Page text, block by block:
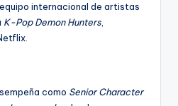
internacional de artistas
K-Pop Demon Hunters
como Senior Character